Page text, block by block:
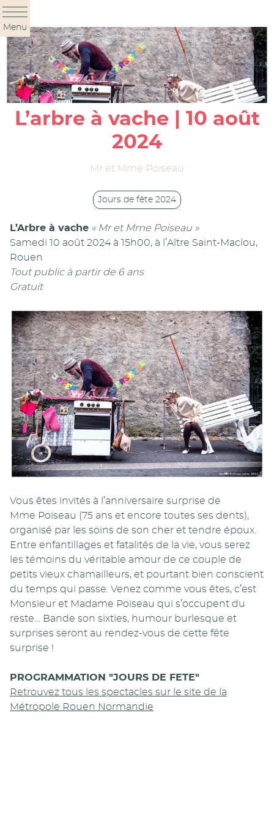
Panneau de gestion des cookies
Menu
L’arbre à vache | 10 août
2024
Mr et Mme Poiseau
Jours de fête 2024
L’Arbre à vache « Mr et Mme Poiseau »
Samedi 10 août 2024 à 15h00, à l’Aître Saint-Maclou,
Rouen
Tout public à partir de 6 ans
Gratuit
Vous êtes invités à l’anniversaire surprise de
Mme Poiseau (75 ans et encore toutes ses dents),
organisé par les soins de son cher et tendre époux.
Entre enfantillages et fatalités de la vie, vous serez
les témoins du véritable amour de ce couple de
petits vieux chamailleurs, et pourtant bien conscient
du temps qui passe. Venez comme vous êtes, c’est
Monsieur et Madame Poiseau qui s’occupent du
reste… Bande son sixties, humour burlesque et
surprises seront au rendez-vous de cette fête
surprise !
PROGRAMMATION "JOURS DE FETE"
Retrouvez tous les spectacles sur le site de la
Métropole Rouen Normandie